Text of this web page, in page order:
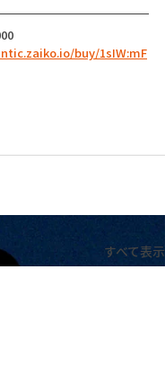
buy/1sIW:mF
すべて表示